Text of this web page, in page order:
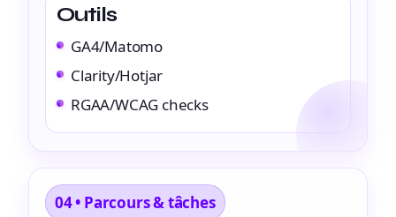
Outils
GA4/Matomo
Clarity/Hotjar
RGAA/WCAG checks
04 • Parcours & tâches